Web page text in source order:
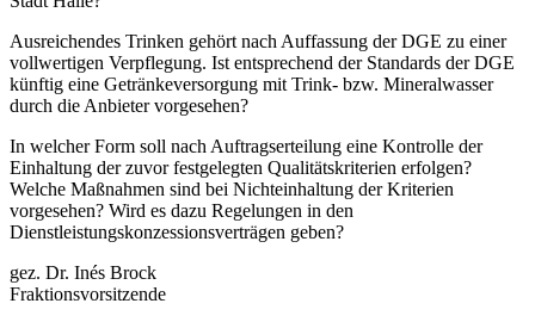
Ausreichendes Trinken gehört nach Auffassung der DGE zu einer
vollwertigen Verpflegung. Ist entsprechend der Standards der DGE
künftig eine Getränkeversorgung mit Trink- bzw. Mineralwasser
durch die Anbieter vorgesehen?
In welcher Form soll nach Auftragserteilung eine Kontrolle der
Einhaltung der zuvor festgelegten Qualitätskriterien erfolgen?
Welche Maßnahmen sind bei Nichteinhaltung der Kriterien
vorgesehen? Wird es dazu Regelungen in den
Dienstleistungskonzessionsverträgen geben?
gez. Dr. Inés Brock
Fraktionsvorsitzende